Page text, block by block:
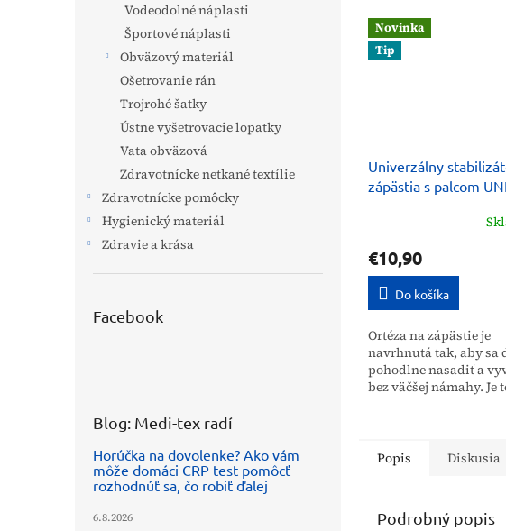
Vodeodolné náplasti
Športové náplasti
Obväzový materiál
Ošetrovanie rán
Trojrohé šatky
Ústne vyšetrovacie lopatky
Vata obväzová
Zdravotnícke netkané textílie
Zdravotnícke pomôcky
Hygienický materiál
Zdravie a krása
Facebook
Blog: Medi-tex radí
Horúčka na dovolenke? Ako vám
môže domáci CRP test pomôcť
rozhodnúť sa, čo robiť ďalej
6.8.2026
Novinka
Tip
Univerzálny
zápästia s palcom UNI
€10,90
Do košíka
Ortéza na zápästie je
navrhnutá tak, aby sa
pohodlne nasadiť a
bez väčšej námahy. Je
Popis Diskusia
Podrobný popis